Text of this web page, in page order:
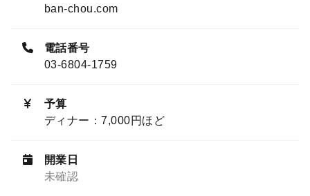
ban-chou.com
電話番号
03-6804-1759
予算
ディナー：7,000円ほど
開業日
未確認